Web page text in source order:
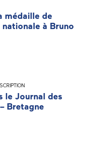
médaille de
nationale à Bruno
le Journal des
Bretagne